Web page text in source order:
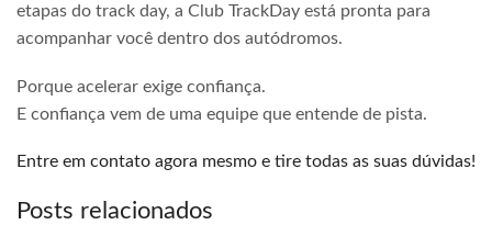
etapas do track day, a Club TrackDay está pronta para
acompanhar você dentro dos autódromos.
Porque acelerar exige confiança.
E confiança vem de uma equipe que entende de pista.
Entre em contato agora mesmo e tire todas as suas dúvidas!
Posts relacionados